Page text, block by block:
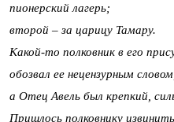
пионерский лагерь;
второй – за царицу Тамару.
Какой-то полковник в его
обозвал ее нецензурным словом,
а Отец Авель был крепкий,
Пришлось полковнику